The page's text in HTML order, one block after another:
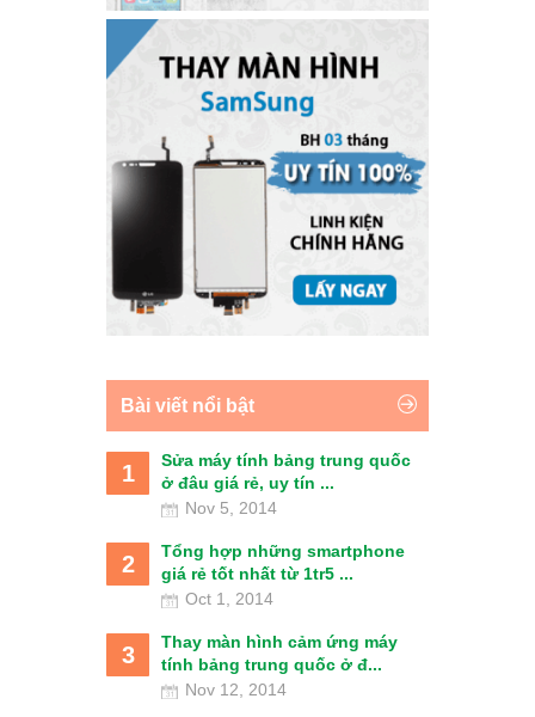
Bài viết nổi bật
1
Sửa máy tính bảng trung quốc
ở đâu giá rẻ, uy tín ...
Nov 5, 2014
2
Tổng hợp những smartphone
giá rẻ tốt nhất từ 1tr5 ...
Oct 1, 2014
3
Thay màn hình cảm ứng máy
tính bảng trung quốc ở đ...
Nov 12, 2014